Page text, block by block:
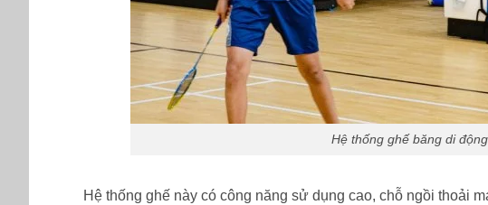
Hệ thống ghế băng di
Hệ thống ghế này có công năng sử dụng cao, chỗ ngồi thoải